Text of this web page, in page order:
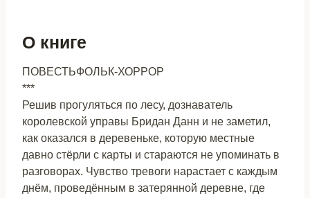
О книге
ПОВЕСТЬФОЛЬК-ХОРРОР
***
Решив прогуляться по лесу, дознаватель
королевской управы Бридан Данн и не заметил,
как оказался в деревеньке, которую местные
давно стёрли с карты и стараются не упоминать в
разговорах. Чувство тревоги нарастает с каждым
днём, проведённым в затерянной деревне, где